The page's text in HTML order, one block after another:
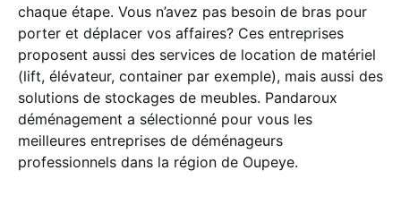
chaque étape. Vous n’avez pas besoin de bras pour
porter et déplacer vos affaires? Ces entreprises
proposent aussi des services de location de matériel
(lift, élévateur, container par exemple), mais aussi des
solutions de stockages de meubles. Pandaroux
déménagement a sélectionné pour vous les
meilleures entreprises de déménageurs
professionnels dans la région de Oupeye.